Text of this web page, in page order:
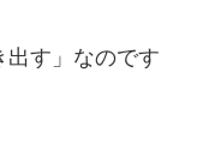
出す」なのです